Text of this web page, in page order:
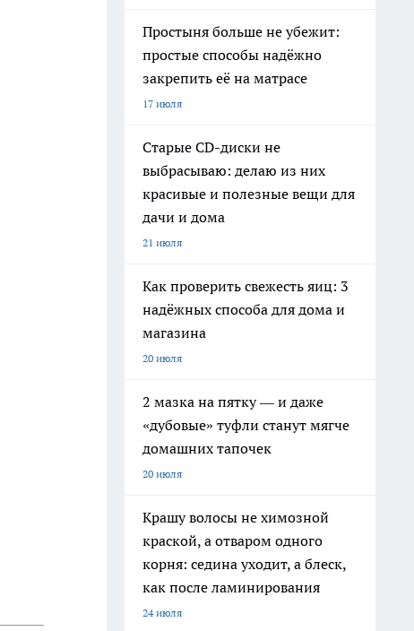
Простыня больше не убежит:
простые способы надёжно
закрепить её на матрасе
17 июля
Старые CD-диски не
выбрасываю: делаю из них
красивые и полезные вещи для
дачи и дома
21 июля
Как проверить свежесть яиц: 3
надёжных способа для дома и
магазина
20 июля
2 мазка на пятку — и даже
«дубовые» туфли станут мягче
домашних тапочек
20 июля
Крашу волосы не химозной
краской, а отваром одного
корня: седина уходит, а блеск,
как после ламинирования
24 июля